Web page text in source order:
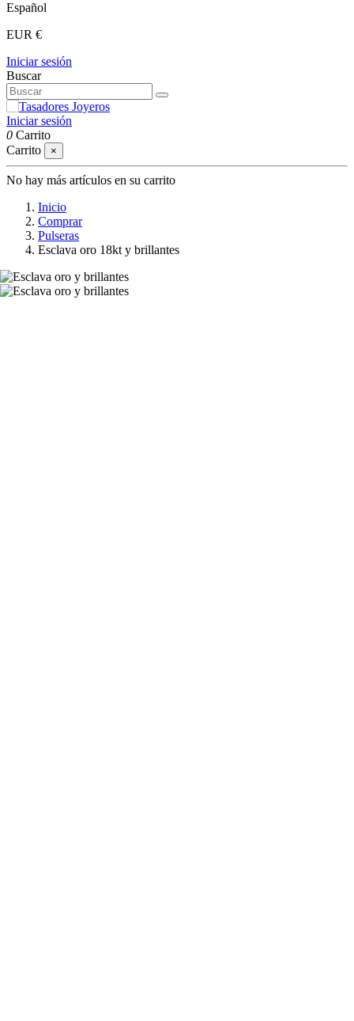
Español
EUR €
Iniciar sesión
Buscar
Iniciar sesión
0 Carrito
Carrito
×
No hay más artículos en su carrito
Inicio
Comprar
Pulseras
Esclava oro 18kt y brillantes